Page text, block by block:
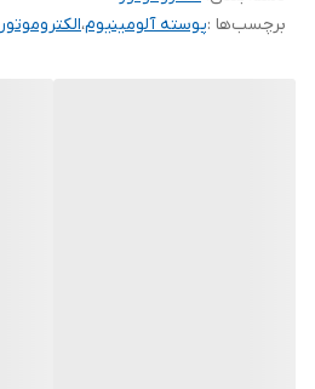
برچسب‌ها :پوسته آلومینیوم،الکتروموتور